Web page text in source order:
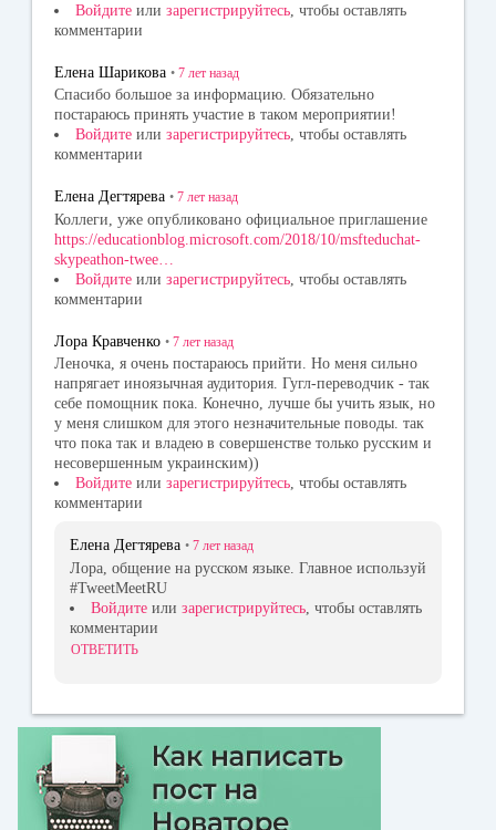
Войдите или зарегистрируйтесь , чтобы оставлять
комментарии
Елена Шарикова • 7 лет назад
Спасибо большое за информацию. Обязательно
постараюсь принять участие в таком мероприятии!
Войдите или зарегистрируйтесь, чтобы оставлять
комментарии
Елена Дегтярева • 7 лет назад
Коллеги, уже опубликовано официальное приглашение
https://educationblog.microsoft.com/2018/10/msfteduchat-
skypeathon-twee…
Войдите или зарегистрируйтесь , чтобы оставлять
комментарии
Лора Кравченко • 7 лет назад
Леночка, я очень постараюсь прийти. Но меня сильно
напрягает иноязычная аудитория. Гугл-переводчик - так
себе помощник пока. Конечно, лучше бы учить язык, но
у меня слишком для этого незначительные поводы. так
что пока так и владею в совершенстве только русским и
несовершенным украинским))
Войдите или зарегистрируйтесь, чтобы оставлять
комментарии
Елена Дегтярева • 7 лет назад
Лора, общение на русском языке. Главное используй
#TweetMeetRU
Войдите или зарегистрируйтесь , чтобы оставлять
комментарии
ОТВЕТИТЬ